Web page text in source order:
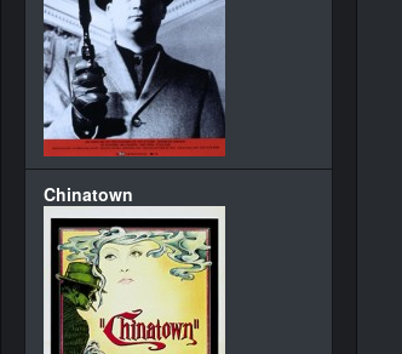
Chinatown